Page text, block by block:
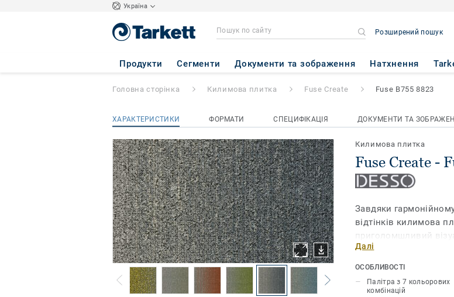
Україна
Розширений пошук
Продукти Сегменти Документи та зображення Натхнення
Fuse Create - Fuse B755 8823
Головна сторінка Килимова плитка Fuse Create Fuse B755 8823
ХАРАКТЕРИСТИКИ ФОРМАТИ СПЕЦИФІКАЦІЯ ДОКУМЕНТИ ТА
Килимова плитка
Fuse Create -
Завдяки
відтінків килимова
приголомшливий
вражає, що колекція
премію Red Dot у
Далі
ОСОБЛИВОСТІ
Палітра з 7 кольорових
комбінацій